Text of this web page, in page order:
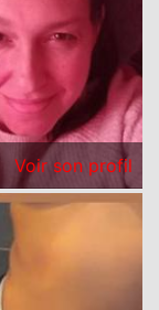
Voir son profil